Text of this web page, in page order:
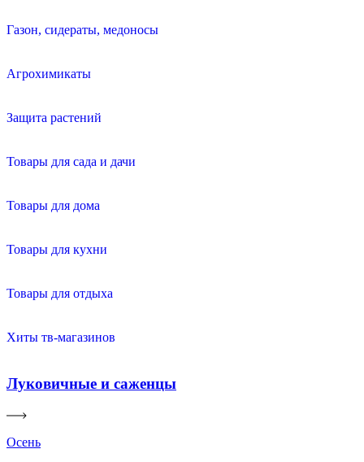
Газон, сидераты, медоносы
Агрохимикаты
Защита растений
Товары для сада и дачи
Товары для дома
Товары для кухни
Товары для отдыха
Хиты тв-магазинов
Луковичные и саженцы
Осень